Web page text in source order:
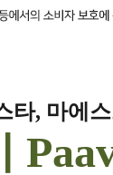
타, 마에